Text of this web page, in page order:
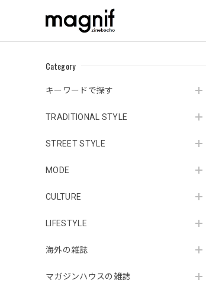
Category
キーワードで探す
TRADITIONAL STYLE
STREET STYLE
MODE
CULTURE
LIFESTYLE
海外の雑誌
マガジンハウスの雑誌